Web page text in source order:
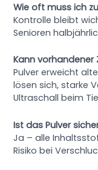
Wie oft muss ich
Kontrolle bleibt
Senioren
Kann vorhandener
Pulver erweicht
lösen sich, starke
Ultraschall beim
Ist das Pulver
Ja – alle
Risiko bei